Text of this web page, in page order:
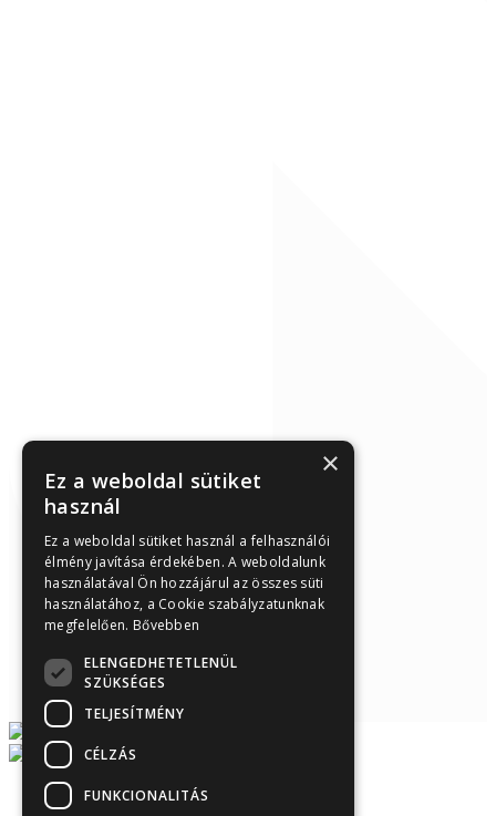
×
Ez a weboldal sütiket
használ
Ez a weboldal sütiket használ a felhasználói
élmény javítása érdekében. A weboldalunk
használatával Ön hozzájárul az összes süti
használatához, a Cookie szabályzatunknak
megfelelően. Bővebben
ELENGEDHETETLENÜL
SZÜKSÉGES
TELJESÍTMÉNY
CÉLZÁS
FUNKCIONALITÁS